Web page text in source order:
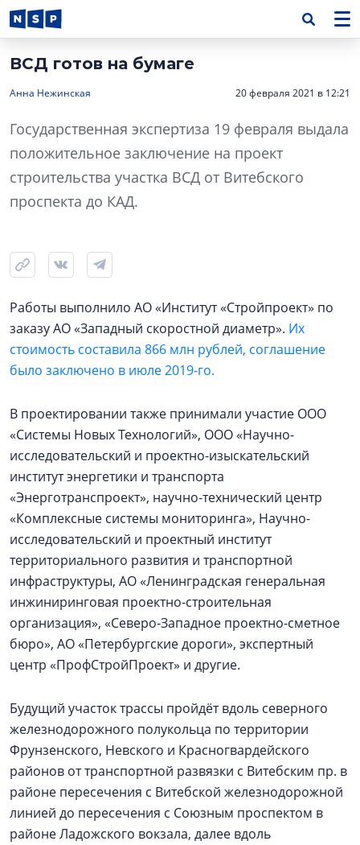
ВСД готов на бумаге
Анна Нежинская 20 февраля 2021 в 12:21
Государственная экспертиза 19 февраля выдала
положительное заключение на проект
строительства участка ВСД от Витебского
проспекта до КАД.
Работы выполнило АО «Институт «Стройпроект» по
заказу АО «Западный скоростной диаметр». Их
стоимость составила 866 млн рублей, соглашение
было заключено в июле 2019-го.
В проектировании также принимали участие ООО
«Системы Новых Технологий», ООО «Научно-
исследовательский и проектно-изыскательский
институт энергетики и транспорта
«Энерготранспроект», научно-технический центр
«Комплексные системы мониторинга», Научно-
исследовательский и проектный институт
территориального развития и транспортной
инфраструктуры, АО «Ленинградская генеральная
инжиниринговая проектно-строительная
организация», «Северо-Западное проектно-сметное
бюро», АО «Петербургские дороги», экспертный
центр «ПрофСтройПроект» и другие.
Будущий участок трассы пройдёт вдоль северного
железнодорожного полукольца по территории
Фрунзенского, Невского и Красногвардейского
районов от транспортной развязки с Витебским пр. в
районе пересечения с Витебской железнодорожной
линией до пересечения с Союзным проспектом в
районе Ладожского вокзала, далее вдоль